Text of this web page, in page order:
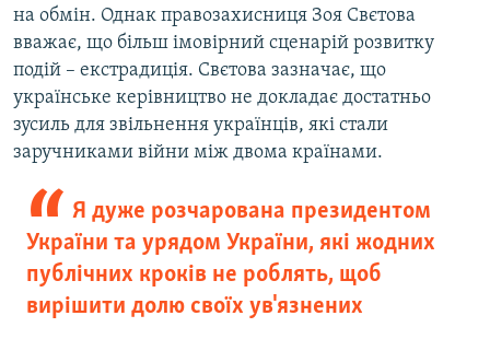
на обмін. Однак правозахисниця Зоя Свєтова
вважає, що більш імовірний сценарій розвитку
подій – екстрадиція. Свєтова зазначає, що
українське керівництво не докладає достатньо
зусиль для звільнення українців, які стали
заручниками війни між двома країнами.
Я дуже розчарована президентом
України та урядом України, які жодних
публічних кроків не роблять, щоб
вирішити долю своїх ув'язнених